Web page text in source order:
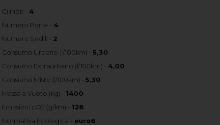
Cilindri - 4
Numero Porte - 4
Numero Sedili - 2
Consumo Urbano (l/100km) -5,30
Consumo Extraurbano (l/100km) - 4,00
Consumo Misto (l/100km) -5,30
Massa a Vuoto (kg) - 1400
Emissioni cO2 (g/km) - 128
Normativa Ecologica - euro6